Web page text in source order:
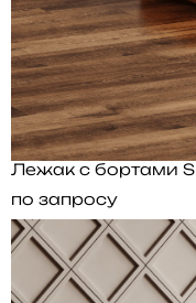
Лежак с бортами S
по запросу